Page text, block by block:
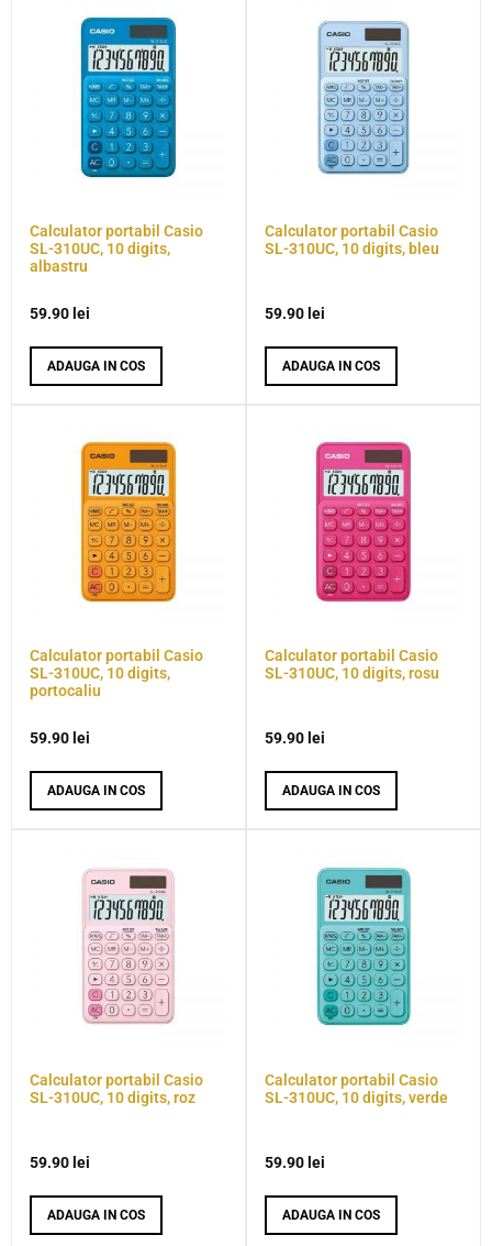
Calculator portabil Casio
SL-310UC, 10 digits,
albastru
59.90 lei
ADAUGA IN COS
Calculator portabil Casio
SL-310UC, 10 digits, bleu
59.90 lei
ADAUGA IN COS
Calculator portabil Casio
SL-310UC, 10 digits,
portocaliu
59.90 lei
ADAUGA IN COS
Calculator portabil Casio
SL-310UC, 10 digits, rosu
59.90 lei
ADAUGA IN COS
Calculator portabil Casio
SL-310UC, 10 digits, roz
59.90 lei
ADAUGA IN COS
Calculator portabil Casio
SL-310UC, 10 digits, verde
59.90 lei
ADAUGA IN COS